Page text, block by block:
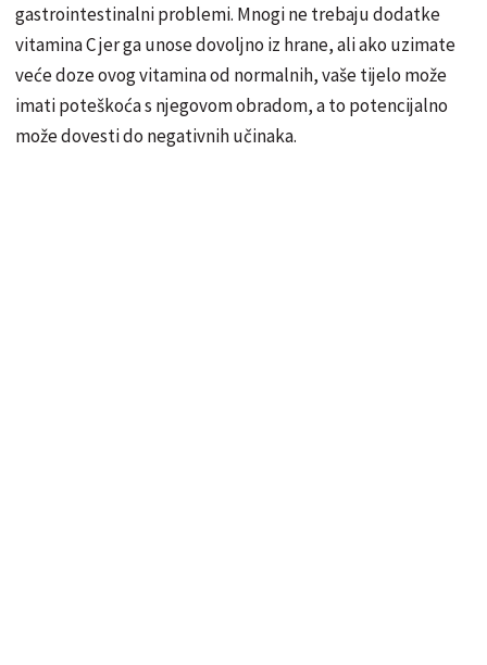
gastrointestinalni problemi. Mnogi ne trebaju dodatke
vitamina C jer ga unose dovoljno iz hrane, ali ako uzimate
veće doze ovog vitamina od normalnih, vaše tijelo može
imati poteškoća s njegovom obradom, a to potencijalno
može dovesti do negativnih učinaka.